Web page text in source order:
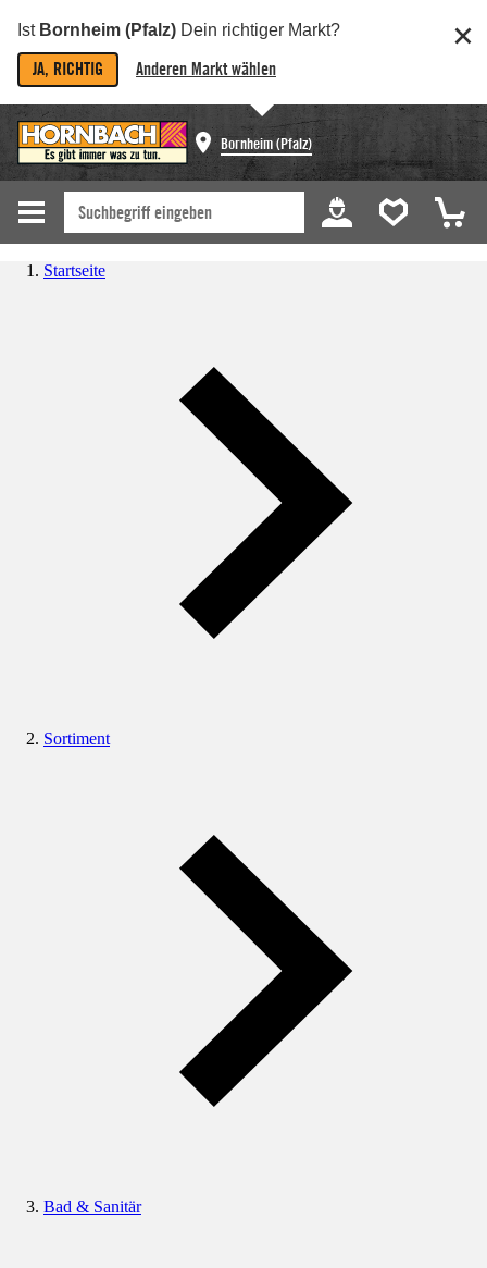
Ist Bornheim (Pfalz) Dein richtiger Markt?
JA, RICHTIG Anderen Markt wählen
Bornheim (Pfalz)
Startseite
Sortiment
Bad & Sanitär